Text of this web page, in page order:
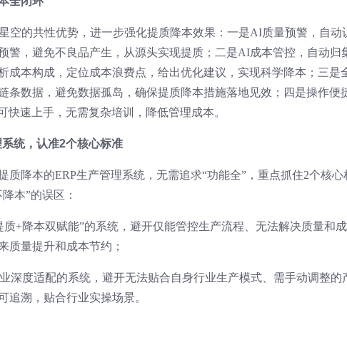
空的共性优势，进一步强化提质降本效果：一是AI质量预警，自动
警，避免不良品产生，从源头实现提质；二是AI成本管控，自动归
成本构成，定位成本浪费点，给出优化建议，实现科学降本；三是
条数据，避免数据孤岛，确保提质降本措施落地见效；四是操作便
快速上手，无需复杂培训，降低管理成本。
统，认准2个核心标准
质降本的ERP生产管理系统，无需追求“功能全”，重点抓住2个核心
本”的误区：
+降本双赋能”的系统，避开仅能管控生产流程、无法解决质量和
质量提升和成本节约；
深度适配的系统，避开无法贴合自身行业生产模式、需手动调整的
追溯，贴合行业实操场景。